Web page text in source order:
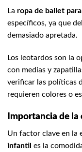
La ropa de ballet
específicos, ya que
demasiado apretada.
Los leotardos son la
con medias y
verificar las políticas
requieren colores o
Importancia de
Un factor clave en la
infantil es la